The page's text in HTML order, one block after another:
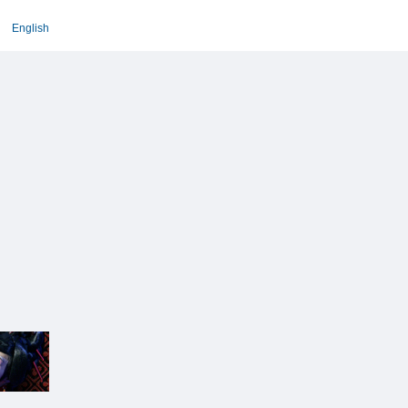
English